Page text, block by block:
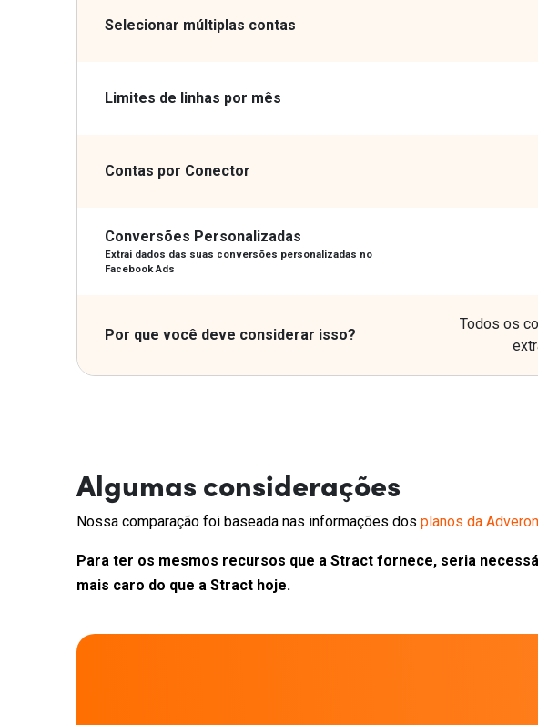
Selecionar múltiplas contas
Limites de linhas por mês
Contas por Conector
Conversões Personalizadas
Extrai dados das suas conversões personalizadas no
Facebook Ads
Por que você deve considerar isso?
Todos os
Algumas considerações
Nossa comparação foi baseada nas informações dos planos da
Para ter os mesmos recursos que a Stract fornece, seria
mais caro do que a Stract hoje.